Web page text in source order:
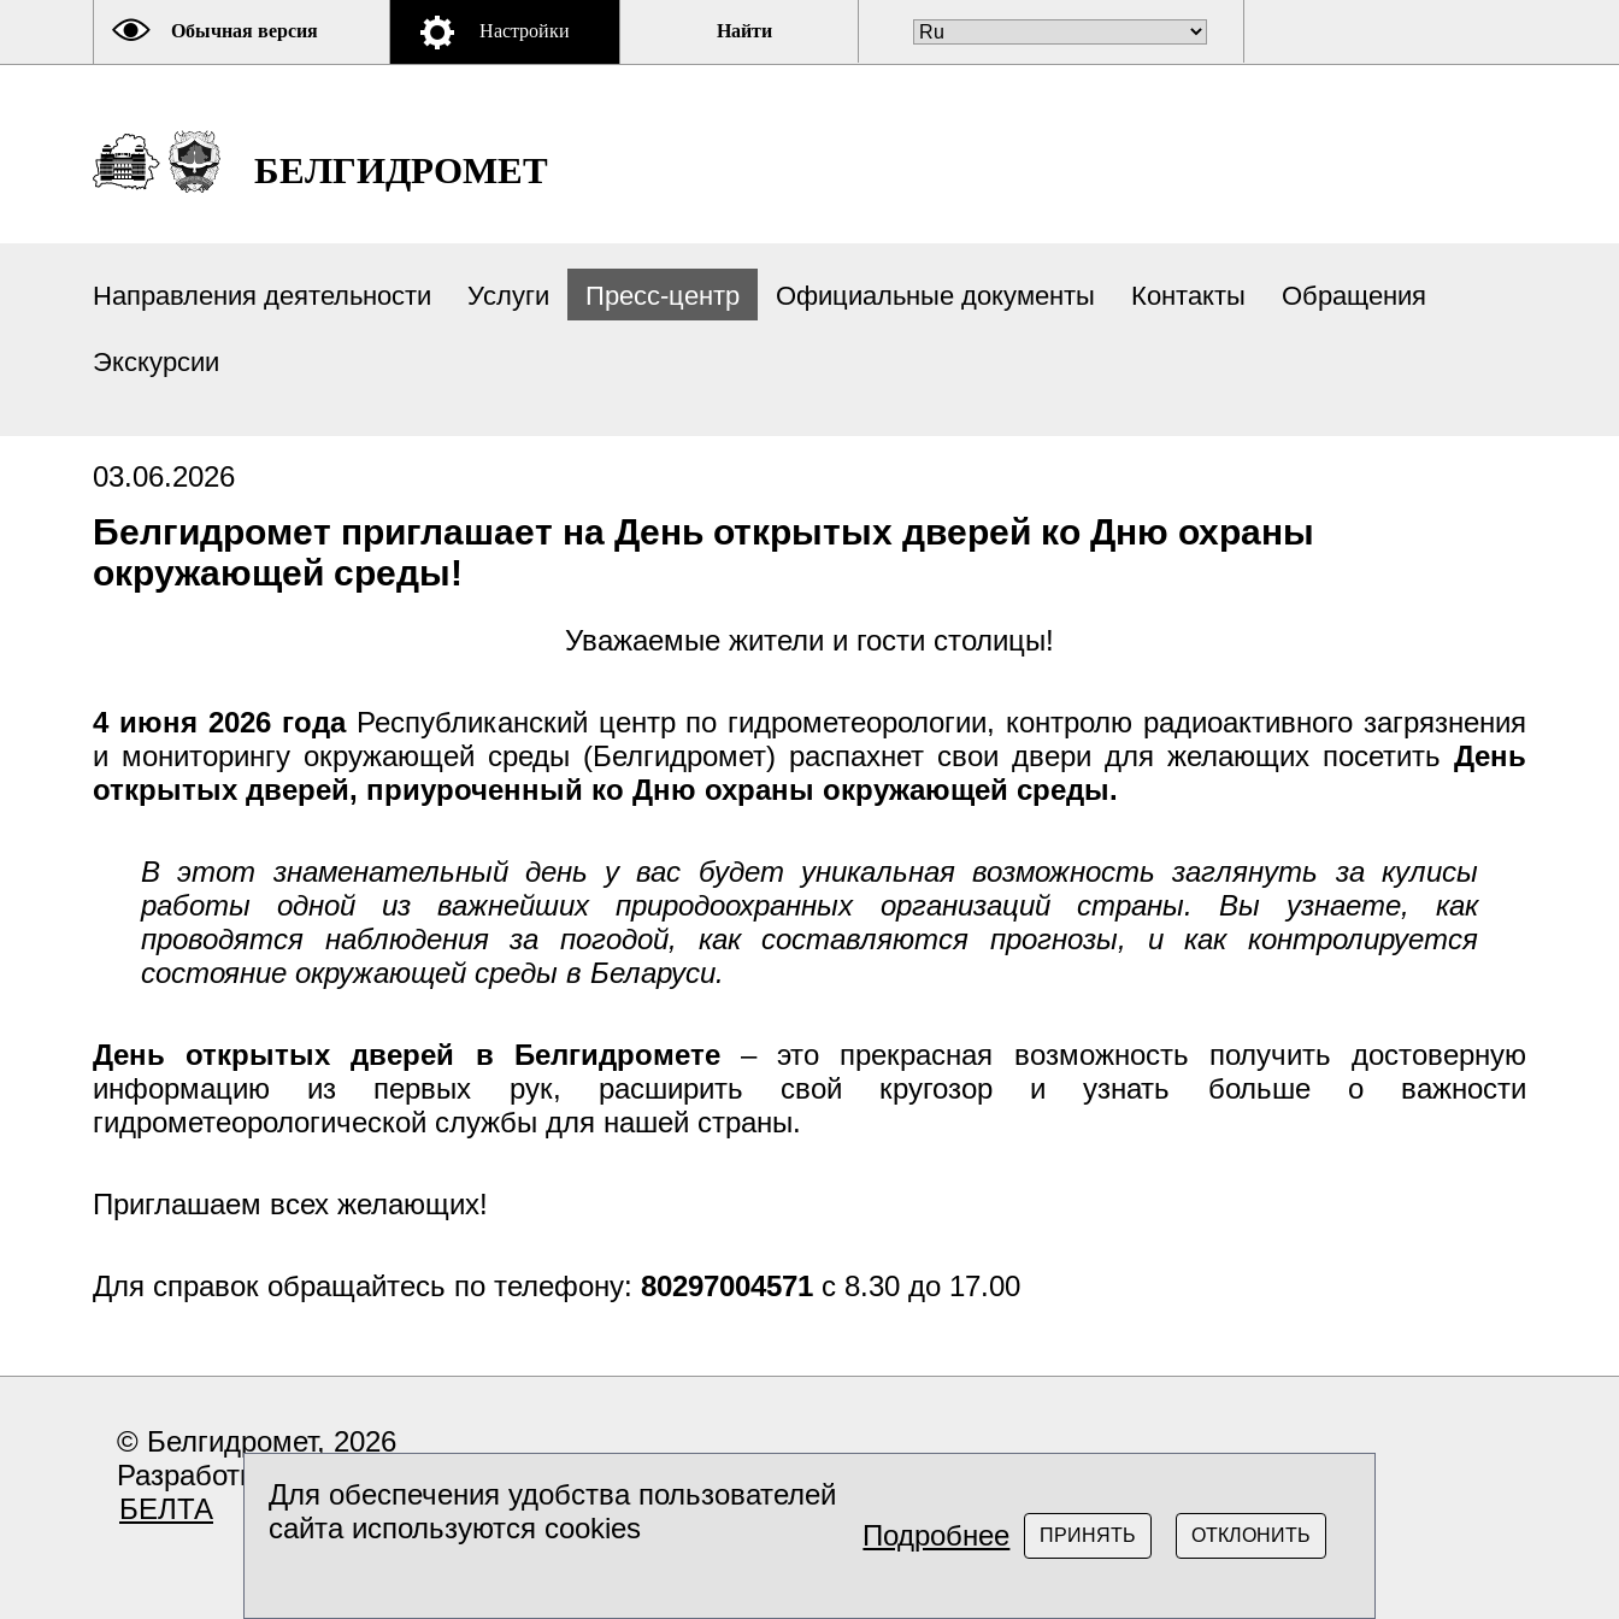
Обычная версия Настройки Найти
БЕЛГИДРОМЕТ
Направления деятельности Услуги Пресс-центр Официальные документы Контакты Обращения
Экскурсии
03.06.2026
Белгидромет приглашает на День открытых дверей ко Дню охраны
окружающей среды!
Уважаемые жители и гости столицы!
4 июня 2026 годаРеспубликанский центр по гидрометеорологии, контролю радиоактивного загрязнения
и мониторингу окружающей среды (Белгидромет) распахнет свои двери для желающих посетить День
открытых дверей, приуроченный ко Дню охраны окружающей среды.
В этот знаменательный день у вас будет уникальная возможность заглянуть за кулисы
работы одной из важнейших природоохранных организаций страны. Вы узнаете, как
проводятся наблюдения за погодой, как составляются прогнозы, и как контролируется
состояние окружающей среды в Беларуси.
День открытых дверей в Белгидромете– это прекрасная возможность получить достоверную
информацию из первых рук, расширить свой кругозор и узнать больше о важности
гидрометеорологической службы для нашей страны.
Приглашаем всех желающих!
Для справок обращайтесь по телефону: 80297004571 c 8.30 до 17.00
© Белгидромет, 2026
Разработка и поддержка сайта
БЕЛТА
Для обеспечения удобства пользователей
сайта используются cookies
Подробнее ПРИНЯТЬ ОТКЛОНИТЬ